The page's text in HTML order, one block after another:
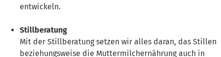
entwickeln.
Stillberatung
Mit der Stillberatung setzen wir alles daran, das Stillen
beziehungsweise die Muttermilchernährung auch in